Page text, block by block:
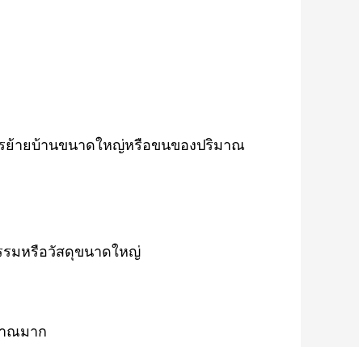
ย้ายบ้านขนาดใหญ่หรือขนของปริมาณ
รมหรือวัสดุขนาดใหญ่
ณมาก